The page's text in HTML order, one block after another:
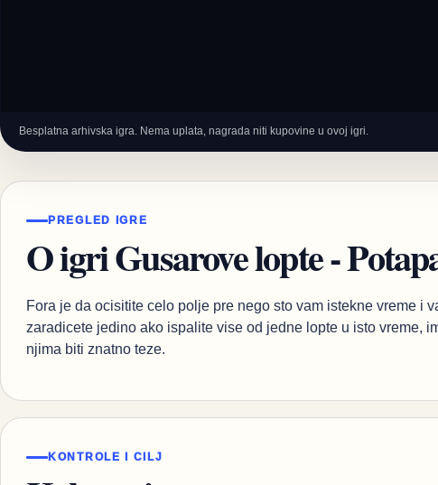
Besplatna arhivska igra. Nema uplata, nagrada niti kupovine u ovoj igri.
PREGLED IGRE
O igri Gusarove lopte -
Fora je da ocisitite celo polje pre nego sto vam istekne vreme i
zaradicete jedino ako ispalite vise od jedne lopte u isto vreme,
njima biti znatno teze.
KONTROLE I CILJ